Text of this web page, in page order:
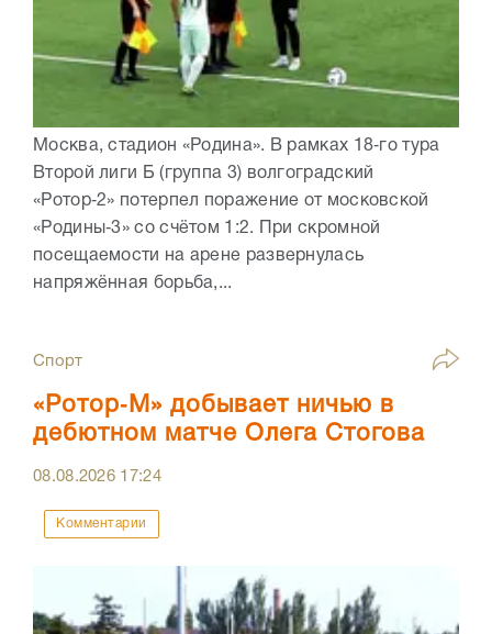
Москва, стадион «Родина». В рамках 18‑го тура
Второй лиги Б (группа 3) волгоградский
«Ротор‑2» потерпел поражение от московской
«Родины‑3» со счётом 1:2. При скромной
посещаемости на арене развернулась
напряжённая борьба,...
Спорт
«Ротор‑М» добывает ничью в
дебютном матче Олега Стогова
08.08.2026 17:24
Комментарии